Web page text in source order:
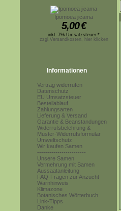
Ipomoea jicama
5,00€
inkl. 7% Umsatzsteuer *
zzgl.Versandkosten, hier klicken
Informationen
Vertrag widerrufen
Datenschutz
EU Umsatzsteuer
Bestellablauf
Zahlungsarten
Lieferung & Versand
Garantie & Beanstandungen
Widerrufsbelehrung &
Muster-Widerrufsformular
Umweltschutz
Wir kaufen Samen
------------------------
Unsere Samen
Vermehrung mit Samen
Aussaatanleitung
FAQ-Fragen zur Anzucht
Warnhinweis
Klimazone
Botanisches Wörterbuch
Link-Tipps
Danke